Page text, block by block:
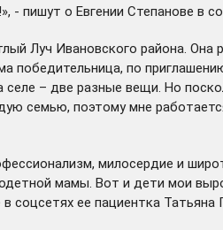
пишут о Евгении Степанове в
Луч Ивановского района.
победительница, по
селе – две разные вещи. Но
семью, поэтому мне
милосердие и
мамы. Вот и дети мои
соцсетях ее пациентка Татьяна